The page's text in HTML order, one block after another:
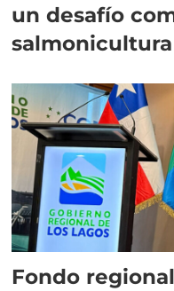
un desafío
Fondo